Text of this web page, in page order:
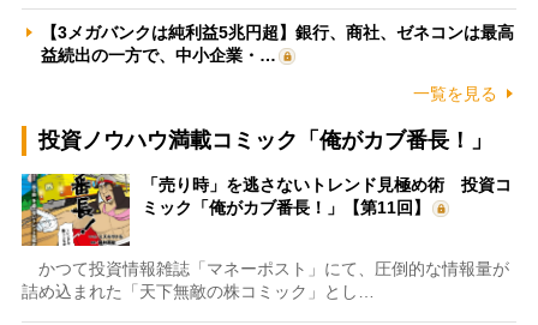
【3メガバンクは純利益5兆円超】銀行、商社、ゼネコンは最高
益続出の一方で、中小企業・…
一覧を見る
投資ノウハウ満載コミック「俺がカブ番長！」
「売り時」を逃さないトレンド見極め術 投資コ
ミック「俺がカブ番長！」【第11回】
かつて投資情報雑誌「マネーポスト」にて、圧倒的な情報量が
詰め込まれた「天下無敵の株コミック」とし…